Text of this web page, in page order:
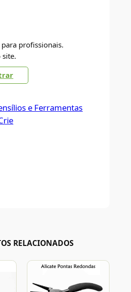
profissionais.
site.
e Ferramentas
RELACIONADOS